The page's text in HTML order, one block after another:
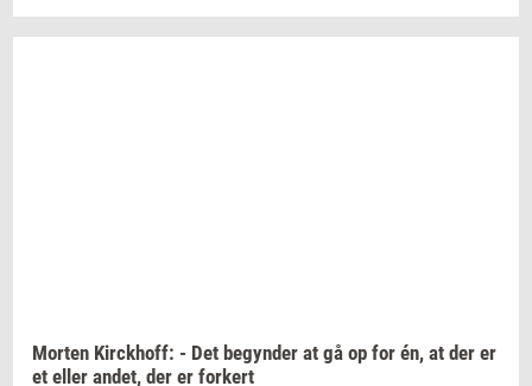
Mor­ten Kirck­hoff: - Det be­gyn­der at gå op for én, at der er
et eller andet, der er for­kert